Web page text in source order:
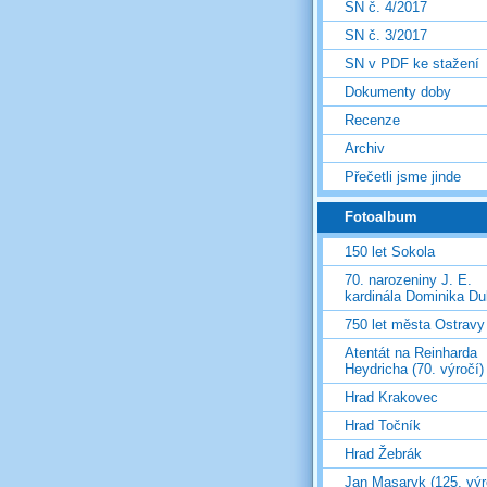
SN č. 4/2017
SN č. 3/2017
SN v PDF ke stažení
Dokumenty doby
Recenze
Archiv
Přečetli jsme jinde
Fotoalbum
150 let Sokola
70. narozeniny J. E.
kardinála Dominika
750 let města Ostravy
Atentát na Reinharda
Heydricha (70. výročí)
Hrad Krakovec
Hrad Točník
Hrad Žebrák
Jan Masaryk (125.